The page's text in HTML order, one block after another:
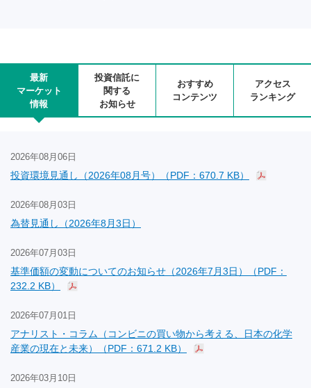
最新
マーケット
情報
投資信託に
関する
お知らせ
おすすめ
コンテンツ
アクセス
ランキング
2026年08月06日
投資環境見通し（2026年08月号）（PDF：670.7 KB）
2026年08月03日
為替見通し（2026年8月3日）
2026年07月03日
基準価額の変動についてのお知らせ（2026年7月3日）（PDF：
232.2 KB）
2026年07月01日
アナリスト・コラム（コンビニの買い物から考える、日本の化学
産業の現在と未来）（PDF：671.2 KB）
2026年03月10日